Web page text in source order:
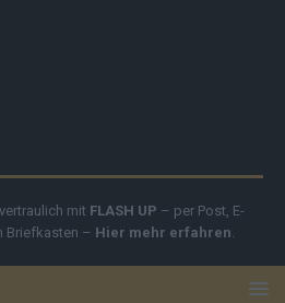
mit FLASH UP – per Post, E-
Briefkasten – Hier mehr erfahren